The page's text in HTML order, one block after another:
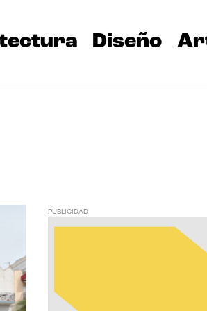
Diseño
PUBLICIDAD